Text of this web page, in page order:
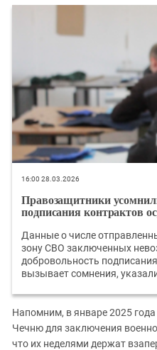
16:00 28.03.2026
Правозащитники
подписания контрактов
Данные о числе
зону СВО заключенных
добровольность
вызывает сомнения,
Напомним, в январе 2025
Чечню для заключения
что их неделями держат